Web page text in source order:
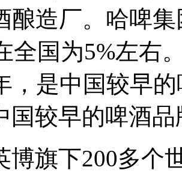
酿造厂。哈啤
全国为5%左右
，是中国较早
国较早的啤酒
博旗下200多个